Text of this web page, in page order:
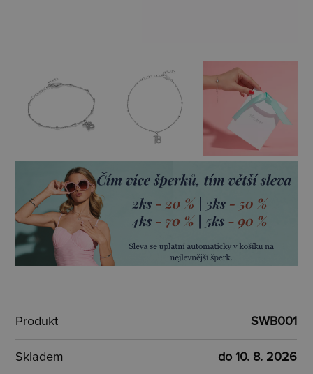
Produkt SWB001
Skladem do 10. 8. 2026